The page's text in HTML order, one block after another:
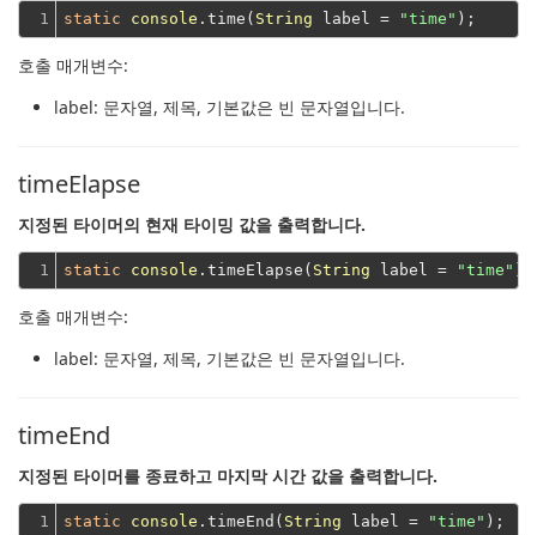
1 static console .time( String label = "time"
호출 매개변수:
label: 문자열, 제목, 기본값은 빈 문자열입니다.
timeElapse
지정된 타이머의 현재 타이밍 값을 출력합니다.
1 static console .timeElapse( String label = "time"
호출 매개변수:
label: 문자열, 제목, 기본값은 빈 문자열입니다.
timeEnd
지정된 타이머를 종료하고 마지막 시간 값을 출력합니다.
1 static console .timeEnd( String label = "time"